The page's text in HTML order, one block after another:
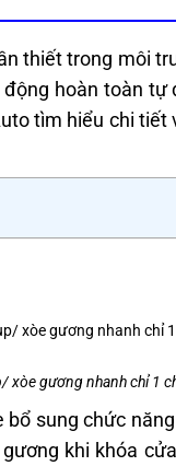
thiết trong môi
hoàn toàn tự
tìm hiểu chi tiết
xòe gương nhanh chỉ 1
sung chức
khi khóa